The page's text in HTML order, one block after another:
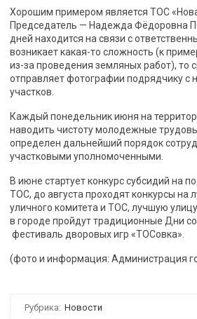
Хорошим примером является ТОС
Председатель — Надежда Фёдоровна
дней находится на связи с
возникает какая-то сложность (к
из-за проведения земляных работ), то
отправляет фотографии подрядчику с
участков.
Каждый понедельник июня на
наводить чистоту молодежные
определен дальнейший порядок
участковыми уполномоченными.
В июне стартует конкурс субсидий на
ТОС, до августа проходят конкурсы на
уличного комитета и ТОС, лучшую
в городе пройдут традиционные Дни
фестиваль дворовых игр «ТОСовка».
(фото и информация: Администрация
Рубрика: Новости